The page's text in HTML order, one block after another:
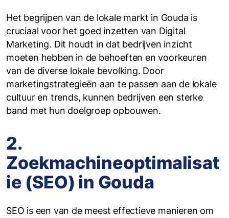
Het begrijpen van de lokale markt in Gouda is
cruciaal voor het goed inzetten van Digital
Marketing. Dit houdt in dat bedrijven inzicht
moeten hebben in de behoeften en voorkeuren
van de diverse lokale bevolking. Door
marketingstrategieën aan te passen aan de lokale
cultuur en trends, kunnen bedrijven een sterke
band met hun doelgroep opbouwen.
2.
Zoekmachineoptimalisat
ie (SEO) in Gouda
SEO is een van de meest effectieve manieren om